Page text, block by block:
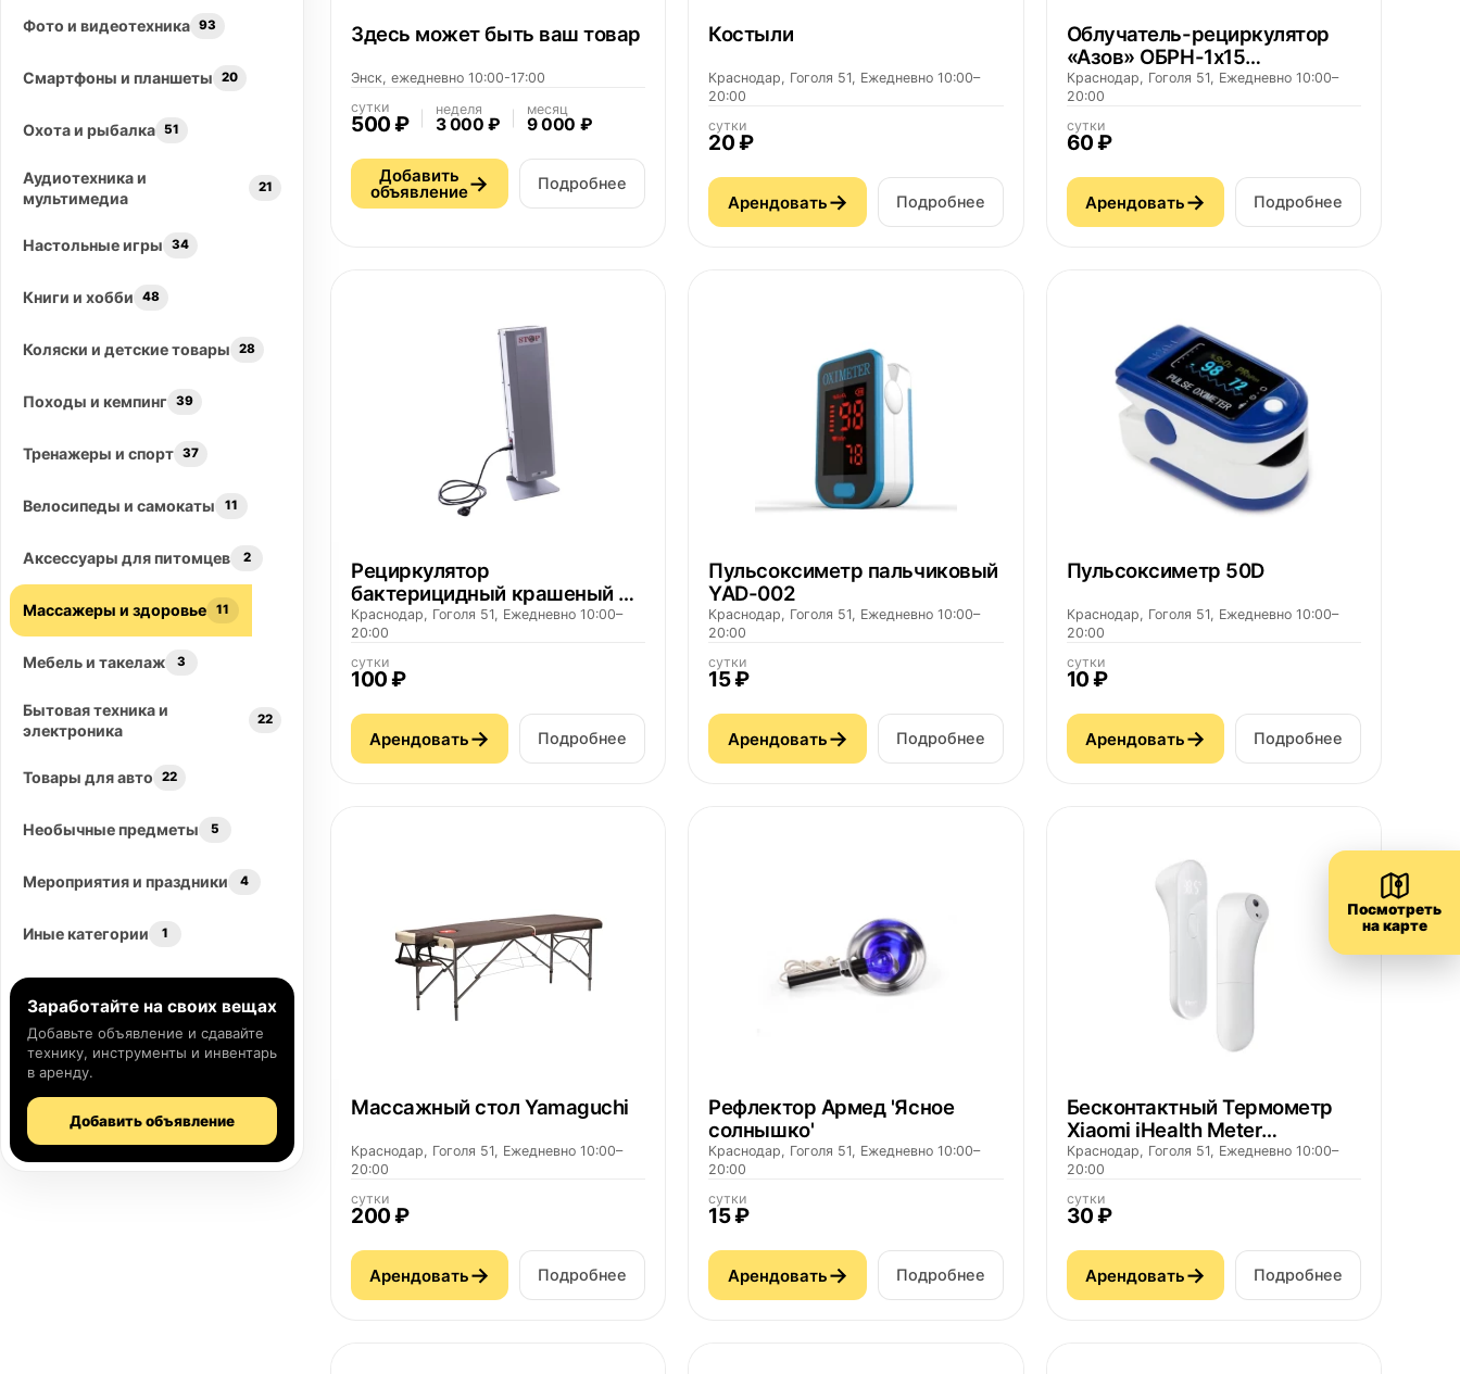
Фото и видеотехника 93
Смартфоны и планшеты 20
Охота и рыбалка 51
Аудиотехника и
мультимедиа
21
Настольные игры 34
Книги и хобби 48
Коляски и детские товары 28
Походы и кемпинг 39
Тренажеры и спорт 37
Велосипеды и самокаты 11
Аксессуары для питомцев 2
Массажеры и здоровье 11
Мебель и такелаж 3
Бытовая техника и
электроника
22
Товары для авто 22
Необычные предметы 5
Мероприятия и праздники 4
Иные категории 1
Заработайте на своих вещах
Добавьте объявление и сдавайте
технику, инструменты и инвентарь
в аренду.
Добавить объявление
Здесь может быть ваш товар
Энск, ежедневно 10:00-17:00
сутки
500 ₽
неделя
3 000 ₽
месяц
9 000 ₽
Добавить
объявление→ Подробнее
Костыли
Краснодар, Гоголя 51, Ежедневно 10:00–
20:00
сутки
20 ₽
Арендовать→ Подробнее
Облучатель-рециркулятор
«Азов» ОБРН-1х15
медицинский бактерицидный
одноламповый
Краснодар, Гоголя 51, Ежедневно 10:00–
20:00
сутки
60 ₽
Арендовать→ Подробнее
Рециркулятор
бактерицидный крашеный с
ножкой ВОБ 1-15
Краснодар, Гоголя 51, Ежедневно 10:00–
20:00
сутки
100 ₽
Арендовать→ Подробнее
Пульсоксиметр пальчиковый
YAD-002
Краснодар, Гоголя 51, Ежедневно 10:00–
20:00
сутки
15 ₽
Арендовать→ Подробнее
Пульсоксиметр 50D
Краснодар, Гоголя 51, Ежедневно 10:00–
20:00
сутки
10 ₽
Арендовать→ Подробнее
Массажный стол Yamaguchi
Краснодар, Гоголя 51, Ежедневно 10:00–
20:00
сутки
200 ₽
Арендовать→ Подробнее
Рефлектор Армед 'Ясное
солнышко'
Краснодар, Гоголя 51, Ежедневно 10:00–
20:00
сутки
15 ₽
Арендовать→ Подробнее
Бесконтактный Термометр
Xiaomi iHealth Meter
Thermometer
Краснодар, Гоголя 51, Ежедневно 10:00–
20:00
сутки
30 ₽
Арендовать→ Подробнее
Посмотреть
на карте